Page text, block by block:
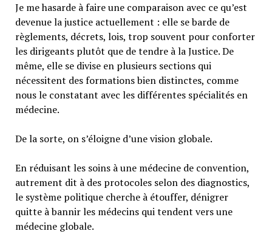
Je me hasarde à faire une comparaison avec ce qu’est
devenue la justice actuellement : elle se barde de
règlements, décrets, lois, trop souvent pour conforter
les dirigeants plutôt que de tendre à la Justice. De
même, elle se divise en plusieurs sections qui
nécessitent des formations bien distinctes, comme
nous le constatant avec les différentes spécialités en
médecine.
De la sorte, on s’éloigne d’une vision globale.
En réduisant les soins à une médecine de convention,
autrement dit à des protocoles selon des diagnostics,
le système politique cherche à étouffer, dénigrer
quitte à bannir les médecins qui tendent vers une
médecine globale.